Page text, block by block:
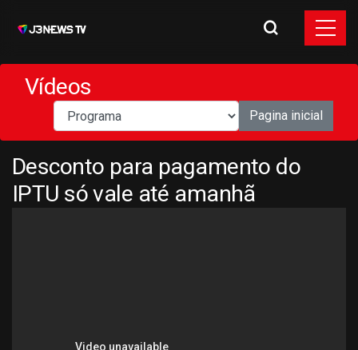
Vídeos
Pagina inicial
Desconto para pagamento do
IPTU só vale até amanhã